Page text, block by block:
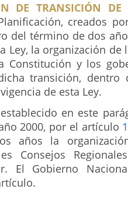
DE TRANSICIÓN DE
creados
del término de dos
Ley, la organización de
Constitución y los
transición, dentro
de esta Ley.
en este
2000, por el artículo
años la
Consejos
El Gobierno